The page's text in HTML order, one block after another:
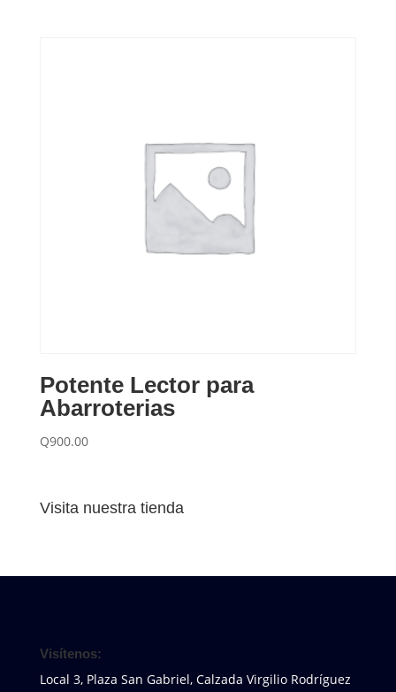
Potente Lector para
Abarroterias
Q900.00
Visita nuestra tienda
Visítenos:
Local 3, Plaza San Gabriel, Calzada Virgilio Rodríguez